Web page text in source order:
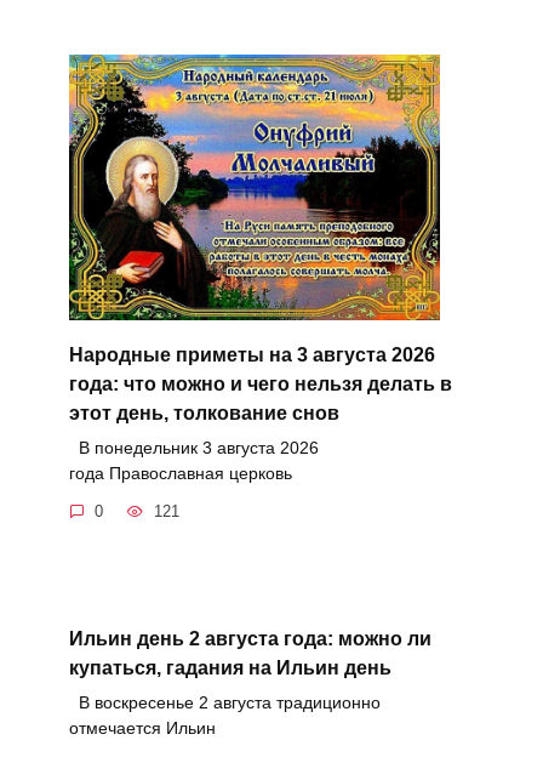
Народные приметы на 3 августа 2026
года: что можно и чего нельзя делать в
этот день, толкование снов
В понедельник 3 августа 2026
года Православная церковь
0 121
Ильин день 2 августа года: можно ли
купаться, гадания на Ильин день
В воскресенье 2 августа традиционно
отмечается Ильин